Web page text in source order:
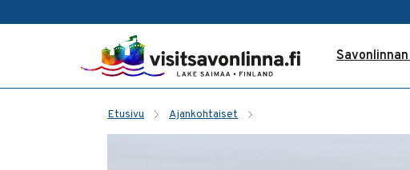
Etusivu Ajankohtaiset